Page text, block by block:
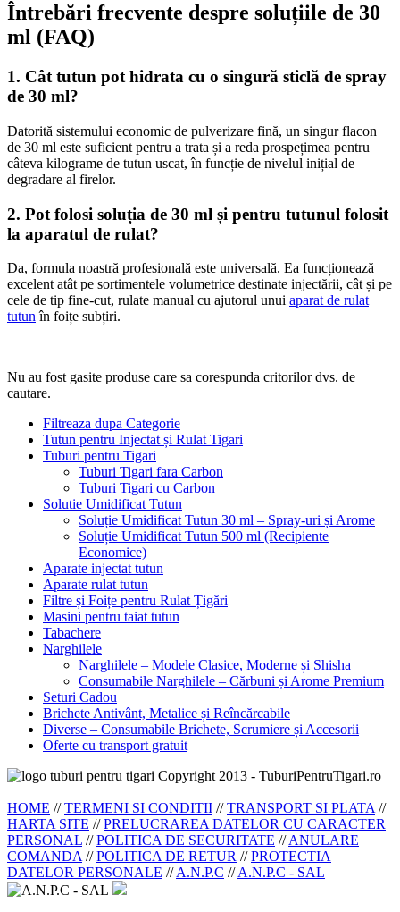
Întrebări frecvente despre soluțiile de 30
ml (FAQ)
1. Cât tutun pot hidrata cu o singură sticlă de spray
de 30 ml?
Datorită sistemului economic de pulverizare fină, un singur flacon
de 30 ml este suficient pentru a trata și a reda prospețimea pentru
câteva kilograme de tutun uscat, în funcție de nivelul inițial de
degradare al firelor.
2. Pot folosi soluția de 30 ml și pentru tutunul folosit
la aparatul de rulat?
Da, formula noastră profesională este universală. Ea funcționează
excelent atât pe sortimentele volumetrice destinate injectării, cât și pe
cele de tip fine-cut, rulate manual cu ajutorul unui aparat de rulat
tutun în foițe subțiri.
Nu au fost gasite produse care sa corespunda critorilor dvs. de
cautare.
Filtreaza dupa Categorie
Tutun pentru Injectat și Rulat Tigari
Tuburi pentru Tigari
Tuburi Tigari fara Carbon
Tuburi Tigari cu Carbon
Solutie Umidificat Tutun
Soluție Umidificat Tutun 30 ml – Spray-uri și Arome
Soluție Umidificat Tutun 500 ml (Recipiente
Economice)
Aparate injectat tutun
Aparate rulat tutun
Filtre și Foițe pentru Rulat Țigări
Masini pentru taiat tutun
Tabachere
Narghilele
Narghilele – Modele Clasice, Moderne și Shisha
Consumabile Narghilele – Cărbuni și Arome Premium
Seturi Cadou
Brichete Antivânt, Metalice și Reîncărcabile
Diverse – Consumabile Brichete, Scrumiere și Accesorii
Oferte cu transport gratuit
Copyright 2013 - TuburiPentruTigari.ro
HOME //TERMENI SI CONDITII //TRANSPORT SI PLATA //
HARTA SITE //PRELUCRAREA DATELOR CU CARACTER
PERSONAL //POLITICA DE SECURITATE //ANULARE
COMANDA //POLITICA DE RETUR //PROTECTIA
DATELOR PERSONALE //A.N.P.C //A.N.P.C - SAL